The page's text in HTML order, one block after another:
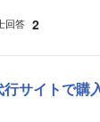
回答 2
サイトで購